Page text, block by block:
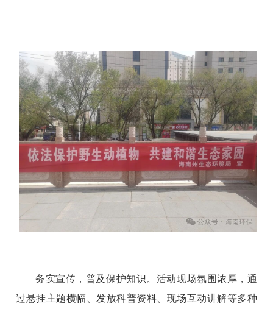
务实宣传，普及保护知识。 活动现场氛围浓厚，通
过悬挂主题横幅、发放科普资料、现场互动讲解等多种